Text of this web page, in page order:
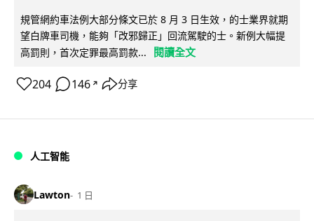
規管網約車法例大部分條文已於 8 月 3 日生效，的士業界就期
望白牌車司機，能夠「改邪歸正」回流駕駛的士。新例大幅提
高罰則，首次定罪最高罰款...
閱讀全文
204 146 ↗ 分享
人工智能
Lawton 1 日